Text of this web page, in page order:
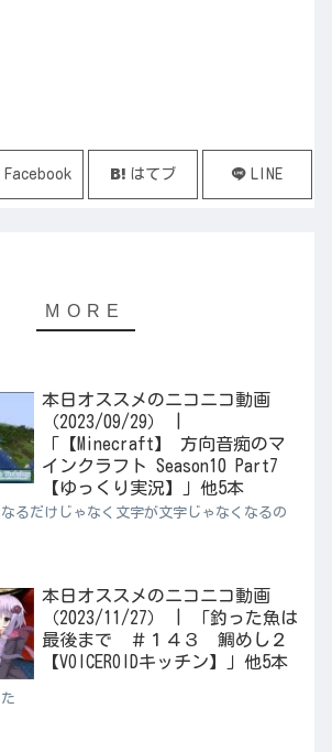
Facebook はてブ LINE
本日オススメのニコニコ動画
（2023/09/29） |
「【Minecraft】 方向音痴のマ
インクラフト Season10 Part7
【ゆっくり実況】」他5本
るだけじゃなく文字が文字じゃなくなるの
本日オススメのニコニコ動画
（2023/11/27） | 「釣った魚は
最後まで ＃１４３ 鯛めし２
【VOICEROIDキッチン】」他5本